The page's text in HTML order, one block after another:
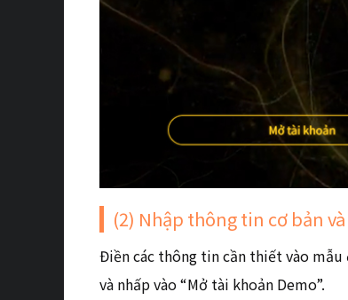
(2) Nhập thông tin cơ bản
Điền các thông tin cần thiết vào mẫu
và nhấp vào “Mở tài khoản Demo”.